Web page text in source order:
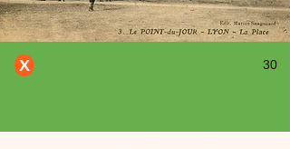
X 30